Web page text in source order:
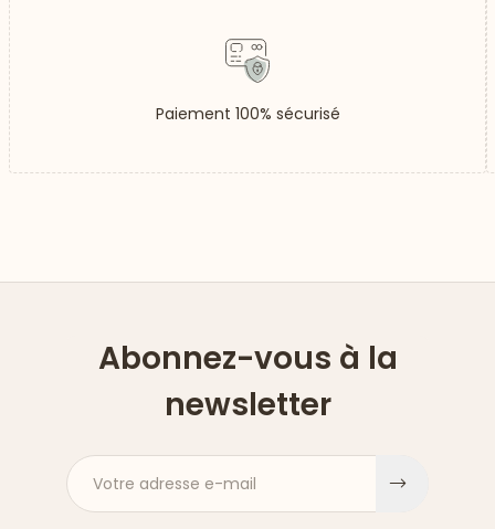
Paiement 100% sécurisé
Abonnez-vous à la
newsletter
Votre adresse e-mail